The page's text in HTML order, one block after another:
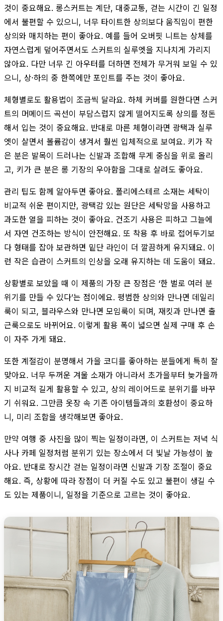
것이 중요해요. 롱스커트는 계단, 대중교통, 걷는 시간이 긴 일정
에서 불편할 수 있으니, 너무 타이트한 상의보다 움직임이 편한
상의와 매치하는 편이 좋아요. 예를 들어 오버핏 니트는 상체를
자연스럽게 덮어주면서도 스커트의 실루엣을 지나치게 가리지
않아요. 다만 너무 긴 아우터를 더하면 전체가 무거워 보일 수 있
으니, 상·하의 중 한쪽에만 포인트를 주는 것이 좋아요.
체형별로도 활용법이 조금씩 달라요. 하체 커버를 원한다면 스커
트의 머메이드 곡선이 부담스럽지 않게 떨어지도록 상의를 정돈
해서 입는 것이 중요해요. 반대로 마른 체형이라면 광택과 실루
엣이 살면서 볼륨감이 생겨서 훨씬 입체적으로 보여요. 키가 작
은 분은 발목이 드러나는 신발과 조합해 무게 중심을 위로 올리
고, 키가 큰 분은 롱 기장의 우아함을 그대로 살려도 좋아요.
관리 팁도 함께 알아두면 좋아요. 폴리에스테르 소재는 세탁이
비교적 쉬운 편이지만, 광택감 있는 원단은 세탁망을 사용하고
과도한 열을 피하는 것이 좋아요. 건조기 사용은 피하고 그늘에
서 자연 건조하는 방식이 안전해요. 또 착용 후 바로 접어두기보
다 형태를 잡아 보관하면 밑단 라인이 더 깔끔하게 유지돼요. 이
런 작은 습관이 스커트의 인상을 오래 유지하는 데 도움이 돼요.
상황별로 보았을 때 이 제품의 가장 큰 장점은 ‘한 벌로 여러 분
위기를 만들 수 있다’는 점이에요. 평범한 상의와 만나면 데일리
룩이 되고, 블라우스와 만나면 모임룩이 되며, 재킷과 만나면 출
근룩으로도 바뀌어요. 이렇게 활용 폭이 넓으면 실제 구매 후 손
이 자주 가게 돼요.
또한 계절감이 분명해서 가을 코디를 좋아하는 분들에게 특히 잘
맞아요. 너무 두꺼운 겨울 소재가 아니라서 초가을부터 늦가을까
지 비교적 길게 활용할 수 있고, 상의 레이어드로 분위기를 바꾸
기 쉬워요. 그만큼 옷장 속 기존 아이템들과의 호환성이 중요하
니, 미리 조합을 생각해보면 좋아요.
만약 여행 중 사진을 많이 찍는 일정이라면, 이 스커트는 저녁 식
사나 카페 일정처럼 분위기 있는 장소에서 더 빛날 가능성이 높
아요. 반대로 장시간 걷는 일정이라면 신발과 기장 조절이 중요
해요. 즉, 상황에 따라 장점이 더 커질 수도 있고 불편이 생길 수
도 있는 제품이니, 일정을 기준으로 고르는 것이 좋아요.